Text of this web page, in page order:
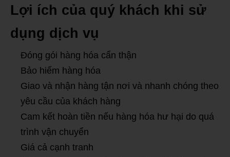
Lợi ích của quý khách khi sử
dụng dịch vụ
Đóng gói hàng hóa cẩn thận
Bảo hiểm hàng hóa
Giao và nhận hàng tận nơi và nhanh chóng theo
yêu cầu của khách hàng
Cam kết hoàn tiền nếu hàng hóa hư hại do quá
trình vận chuyển
Giá cả cạnh tranh